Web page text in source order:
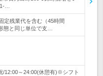
…
定残業代を含む（45時間
態と同じ単位で支…
/12:00～24:00(休憩有)※シフト